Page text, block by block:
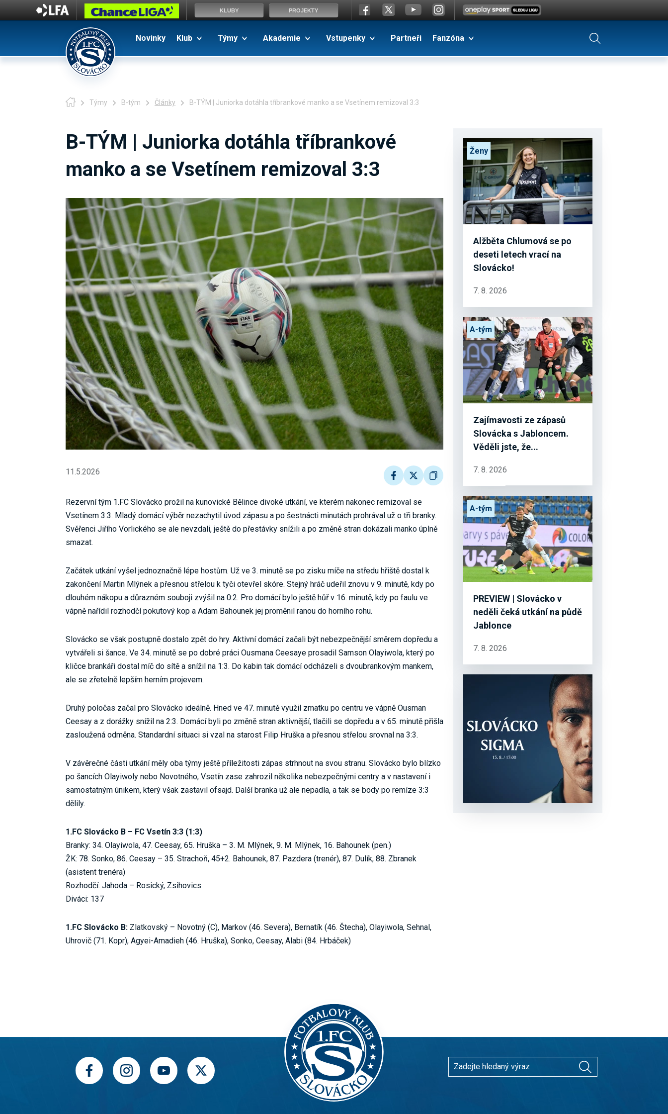
Novinky Klub Týmy Akademie Vstupenky Partneři Fanzóna
Týmy B-tým Články B-TÝM | Juniorka dotáhla tříbrankové manko a se Vsetínem remizoval 3:3
B-TÝM | Juniorka dotáhla tříbrankové
manko a se Vsetínem remizoval 3:3
11.5.2026
Rezervní tým 1.FC Slovácko prožil na kunovické Bělince divoké utkání, ve kterém nakonec remizoval se
Vsetínem 3:3. Mladý domácí výběr nezachytil úvod zápasu a po šestnácti minutách prohrával už o tři branky.
Svěřenci Jiřího Vorlického se ale nevzdali, ještě do přestávky snížili a po změně stran dokázali manko úplně
smazat.
Začátek utkání vyšel jednoznačně lépe hostům. Už ve 3. minutě se po zisku míče na středu hřiště dostal k
zakončení Martin Mlýnek a přesnou střelou k tyči otevřel skóre. Stejný hráč udeřil znovu v 9. minutě, kdy po
dlouhém nákopu a důrazném souboji zvýšil na 0:2. Pro domácí bylo ještě hůř v 16. minutě, kdy po faulu ve
vápně nařídil rozhodčí pokutový kop a Adam Bahounek jej proměnil ranou do horního rohu.
Slovácko se však postupně dostalo zpět do hry. Aktivní domácí začali být nebezpečnější směrem dopředu a
vytvářeli si šance. Ve 34. minutě se po dobré práci Ousmana Ceesaye prosadil Samson Olayiwola, který po
kličce brankáři dostal míč do sítě a snížil na 1:3. Do kabin tak domácí odcházeli s dvoubrankovým mankem,
ale se zřetelně lepším herním projevem.
Druhý poločas začal pro Slovácko ideálně. Hned ve 47. minutě využil zmatku po centru ve vápně Ousman
Ceesay a z dorážky snížil na 2:3. Domácí byli po změně stran aktivnější, tlačili se dopředu a v 65. minutě přišla
zasloužená odměna. Standardní situaci si vzal na starost Filip Hruška a přesnou střelou srovnal na 3:3.
V závěrečné části utkání měly oba týmy ještě příležitosti zápas strhnout na svou stranu. Slovácko bylo blízko
po šancích Olayiwoly nebo Novotného, Vsetín zase zahrozil několika nebezpečnými centry a v nastavení i
samostatným únikem, který však zastavil ofsajd. Další branka už ale nepadla, a tak se body po remíze 3:3
dělily.
1.FC Slovácko B – FC Vsetín 3:3 (1:3)
Branky: 34. Olayiwola, 47. Ceesay, 65. Hruška – 3. M. Mlýnek, 9. M. Mlýnek, 16. Bahounek (pen.)
ŽK: 78. Sonko, 86. Ceesay – 35. Strachoň, 45+2. Bahounek, 87. Pazdera (trenér), 87. Dulík, 88. Zbranek
(asistent trenéra)
Rozhodčí: Jahoda – Rosický, Zsihovics
Diváci: 137
1.FC Slovácko B: Zlatkovský – Novotný (C), Markov (46. Severa), Bernatík (46. Štecha), Olayiwola, Sehnal,
Uhrovič (71. Kopr), Agyei-Amadieh (46. Hruška), Sonko, Ceesay, Alabi (84. Hrbáček)
Alžběta Chlumová se po
deseti letech vrací na
Slovácko!
Ženy
7. 8. 2026
Zajímavosti ze zápasů
Slovácka s Jabloncem.
Věděli jste, že...
A-tým
7. 8. 2026
PREVIEW | Slovácko v
neděli čeká utkání na půdě
Jablonce
A-tým
7. 8. 2026
KLUBY PROJEKTY